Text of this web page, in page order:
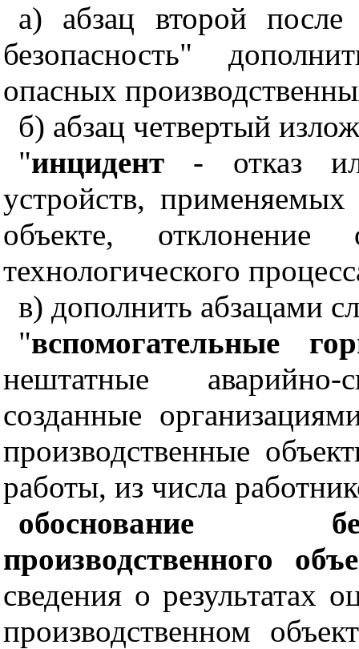
а) абзац второй
безопасность"
опасных
б) абзац четвертый
"инцидент- отказ или
устройств,
объекте, отклонение
технологического
в) дополнить абзацами
"вспомогательные
нештатные аварийно-
созданные
производственные
работы, из числа
обоснование
производственного
сведения о результатах
производственном